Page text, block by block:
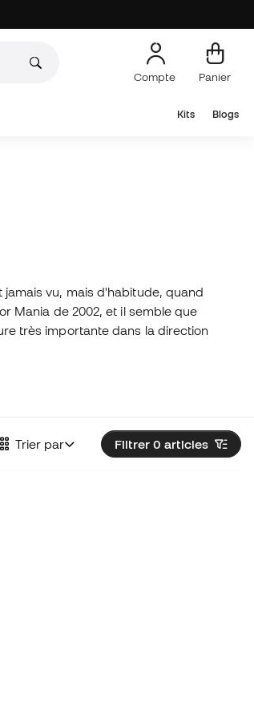
Compte Panier
Kits Blogs
vu, mais d'habitude, quand
Mania de 2002, et il semble que
très importante dans la direction
Filtrer 0 articles
Trier par